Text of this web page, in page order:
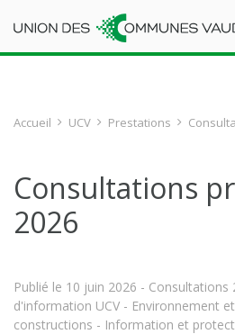
Accueil UCV Prestations
Consultations
2026
Publié le 10 juin 2026 - Consultations
d'information UCV - Environnement
constructions - Information et